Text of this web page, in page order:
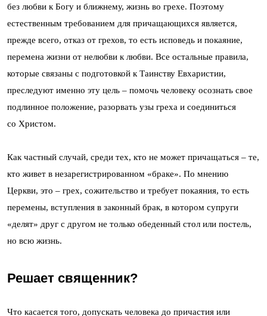
без любви к Богу и ближнему, жизнь во грехе. Поэтому
естественным требованием для причащающихся является,
прежде всего, отказ от грехов, то есть исповедь и покаяние,
перемена жизни от нелюбви к любви. Все остальные правила,
которые связаны с подготовкой к Таинству Евхаристии,
преследуют именно эту цель – помочь человеку осознать свое
подлинное положение, разорвать узы греха и соединиться
со Христом.
Как частный случай, среди тех, кто не может причащаться – те,
кто живет в незарегистрированном «браке». По мнению
Церкви, это – грех, сожительство и требует покаяния, то есть
перемены, вступления в законный брак, в котором супруги
«делят» друг с другом не только обеденный стол или постель,
но всю жизнь.
Решает священник?
Что касается того, допускать человека до причастия или